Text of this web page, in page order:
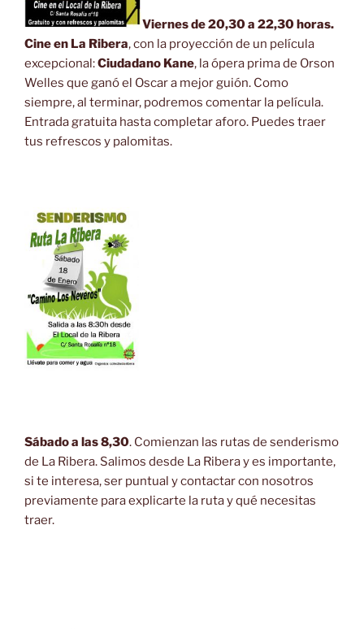
Viernes de 20,30 a 22,30 horas.
Cine en La Ribera, con la proyección de un película
excepcional:Ciudadano Kane, la ópera prima de Orson
Welles que ganó el Oscar a mejor guión. Como
siempre, al terminar, podremos comentar la película.
Entrada gratuita hasta completar aforo. Puedes traer
tus refrescos y palomitas.
Sábado a las 8,30. Comienzan las rutas de senderismo
de La Ribera. Salimos desde La Ribera y es importante,
si te interesa, ser puntual y contactar con nosotros
previamente para explicarte la ruta y qué necesitas
traer.